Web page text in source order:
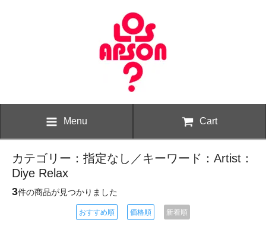
Menu Cart
カテゴリー：指定なし／キーワード：Artist：
Diye Relax
3件の商品が見つかりました
おすすめ順 価格順 新着順